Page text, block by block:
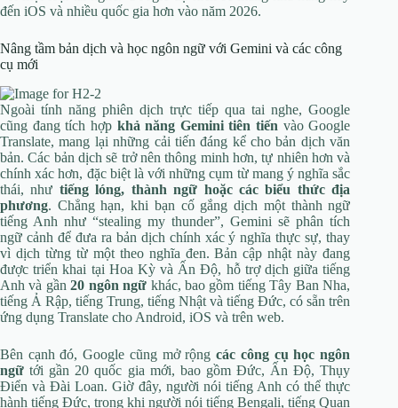
đến iOS và nhiều quốc gia hơn vào năm 2026.
Nâng tầm bản dịch và học ngôn ngữ với Gemini và các công
cụ mới
Ngoài tính năng phiên dịch trực tiếp qua tai nghe, Google
cũng đang tích hợp khả năng Gemini tiên tiến vào Google
Translate, mang lại những cải tiến đáng kể cho bản dịch văn
bản. Các bản dịch sẽ trở nên thông minh hơn, tự nhiên hơn và
chính xác hơn, đặc biệt là với những cụm từ mang ý nghĩa sắc
thái, như tiếng lóng, thành ngữ hoặc các biểu thức địa
phương. Chẳng hạn, khi bạn cố gắng dịch một thành ngữ
tiếng Anh như “stealing my thunder”, Gemini sẽ phân tích
ngữ cảnh để đưa ra bản dịch chính xác ý nghĩa thực sự, thay
vì dịch từng từ một theo nghĩa đen. Bản cập nhật này đang
được triển khai tại Hoa Kỳ và Ấn Độ, hỗ trợ dịch giữa tiếng
Anh và gần20 ngôn ngữ khác, bao gồm tiếng Tây Ban Nha,
tiếng Ả Rập, tiếng Trung, tiếng Nhật và tiếng Đức, có sẵn trên
ứng dụng Translate cho Android, iOS và trên web.
Bên cạnh đó, Google cũng mở rộngcác công cụ học ngôn
ngữ tới gần 20 quốc gia mới, bao gồm Đức, Ấn Độ, Thụy
Điển và Đài Loan. Giờ đây, người nói tiếng Anh có thể thực
hành tiếng Đức, trong khi người nói tiếng Bengali, tiếng Quan